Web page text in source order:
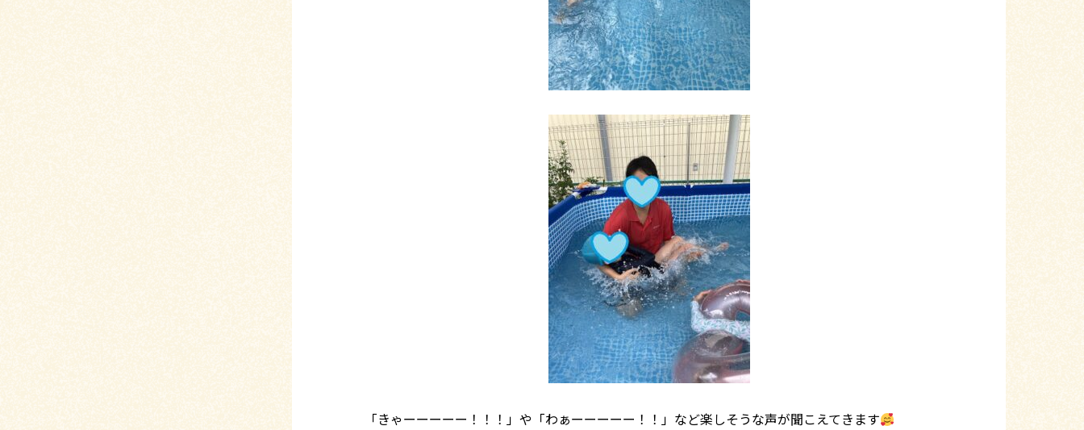
「きゃーーーーー！！！」や「わぁーーーーー！！」など楽しそうな声が聞こえてきます